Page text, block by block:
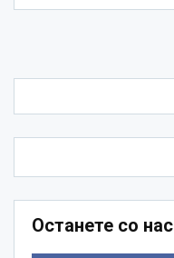
Останете со нас